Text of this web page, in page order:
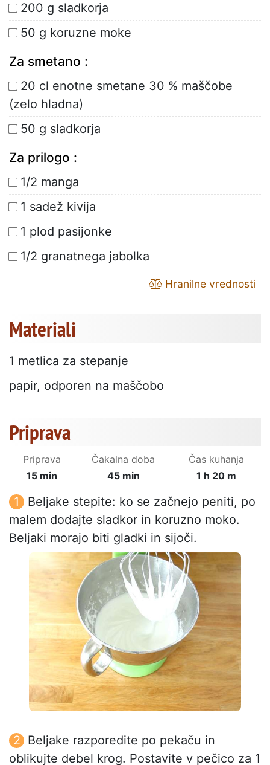
200 g sladkorja
50 g koruzne moke
Za smetano :
20 cl enotne smetane 30 % maščobe
(zelo hladna)
50 g sladkorja
Za prilogo :
1/2 manga
1 sadež kivija
1 plod pasijonke
1/2 granatnega jabolka
Hranilne vrednosti
Materiali
1 metlica za stepanje
papir, odporen na maščobo
Priprava
Priprava
15 min
Čakalna doba
45 min
Čas kuhanja
1 h 20 m
Beljake stepite: ko se začnejo peniti, po
malem dodajte sladkor in koruzno moko.
Beljaki morajo biti gladki in sijoči.
Beljake razporedite po pekaču in
oblikujte debel krog. Postavite v pečico za 1